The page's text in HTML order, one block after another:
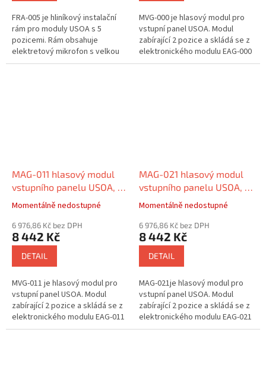
FRA-005 je hliníkový instalační
rám pro moduly USOA s 5
pozicemi. Rám obsahuje
elektretový mikrofon s velkou
odolností proti vlhku a teplu.
MVG-000 je hlasový modul pro
vstupní panel USOA. Modul
zabírající 2 pozice a skládá se z
elektronického modulu EAG-000
a čelního skla CAG-000. Svítící
MAG-011 hlasový modul
vstupního panelu USOA, 2
pozice,1 jednostranné
tlačítko, systém 2v
Momentálně nedostupné
6 976,86 Kč bez DPH
8 442 Kč
DETAIL
MVG-011 je hlasový modul pro
vstupní panel USOA. Modul
zabírající 2 pozice a skládá se z
elektronického modulu EAG-011
a čelního skla CAG-011. Svítící
MAG-021 hlasový modul
vstupního panelu USOA, 2
pozice,1 dvoustranné
tlačítko, systém 2v
Momentálně nedostupné
6 976,86 Kč bez DPH
8 442 Kč
DETAIL
MAG-021je hlasový modul pro
vstupní panel USOA. Modul
zabírající 2 pozice a skládá se z
elektronického modulu EAG-021
a čelního skla CAG-021. Svítící